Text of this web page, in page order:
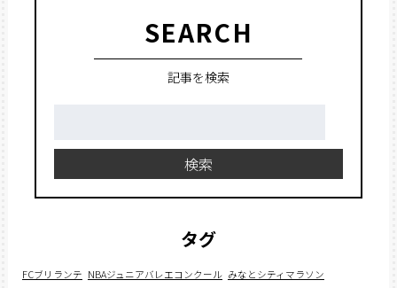
SEARCH
記事を検索
検索
タグ
FCブリランテ NBAジュニアバレエコンクール みなとシティマラソン